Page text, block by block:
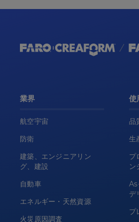
業界
航空宇宙
防衛
建築、エンジニアリン
グ、建設
自動車
エネルギー・天然資源
火災原因調査
使
品
生
プ
ン
デ
プ